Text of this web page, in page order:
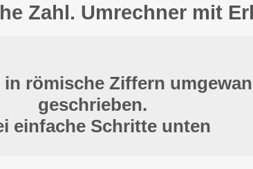
Zahl. Umrechner mit
in römische Ziffern
geschrieben.
einfache Schritte unten